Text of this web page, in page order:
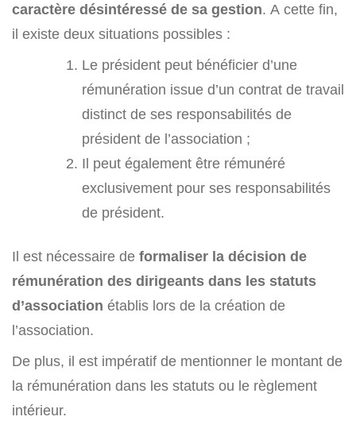
caractère désintéressé de sa gestion. A cette fin,
il existe deux situations possibles :
Le président peut bénéficier d’une
rémunération issue d’un contrat de travail
distinct de ses responsabilités de
président de l’association ;
Il peut également être rémunéré
exclusivement pour ses responsabilités
de président.
Il est nécessaire de formaliser la décision de
rémunération des dirigeants dans les statuts
d’association établis lors de la création de
l’association.
De plus, il est impératif de mentionner le montant de
la rémunération dans les statuts ou le règlement
intérieur.